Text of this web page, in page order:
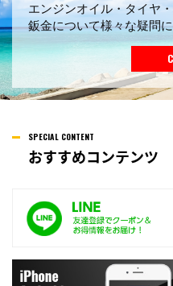
エンジンオイル・タイヤ・
鈑金について様々な疑問
SPECIAL CONTENT
おすすめコンテンツ